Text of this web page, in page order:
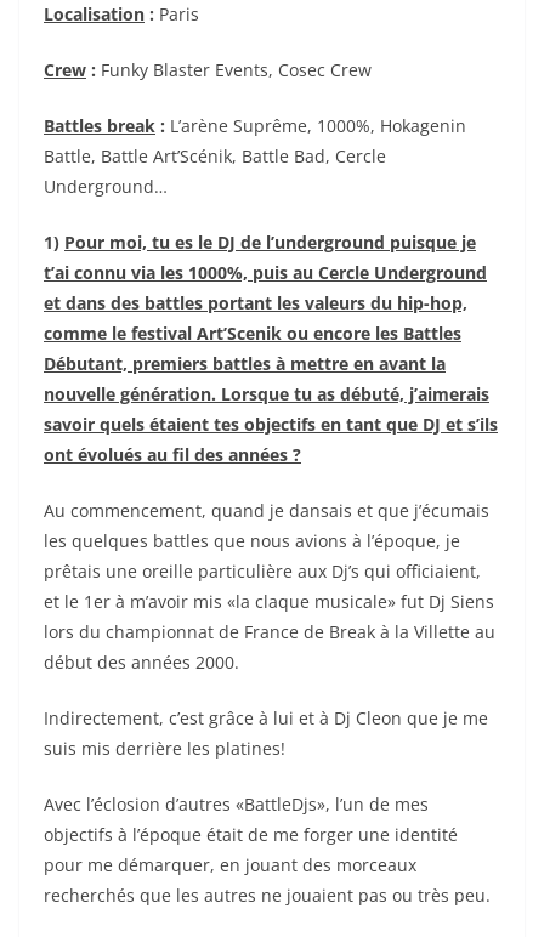
Localisation : Paris
Crew : Funky Blaster Events, Cosec Crew
Battles break : L’arène Suprême, 1000%, Hokagenin
Battle, Battle Art’Scénik, Battle Bad, Cercle
Underground…
1) Pour moi, tu es le DJ de l’underground puisque je
t’ai connu via les 1000%, puis au Cercle Underground
et dans des battles portant les valeurs du hip-hop,
comme le festival Art’Scenik ou encore les Battles
Débutant, premiers battles à mettre en avant la
nouvelle génération. Lorsque tu as débuté, j’aimerais
savoir quels étaient tes objectifs en tant que DJ et s’ils
ont évolués au fil des années ?
Au commencement, quand je dansais et que j’écumais
les quelques battles que nous avions à l’époque, je
prêtais une oreille particulière aux Dj’s qui officiaient,
et le 1er à m’avoir mis «la claque musicale» fut Dj Siens
lors du championnat de France de Break à la Villette au
début des années 2000.
Indirectement, c’est grâce à lui et à Dj Cleon que je me
suis mis derrière les platines!
Avec l’éclosion d’autres «BattleDjs», l’un de mes
objectifs à l’époque était de me forger une identité
pour me démarquer, en jouant des morceaux
recherchés que les autres ne jouaient pas ou très peu.